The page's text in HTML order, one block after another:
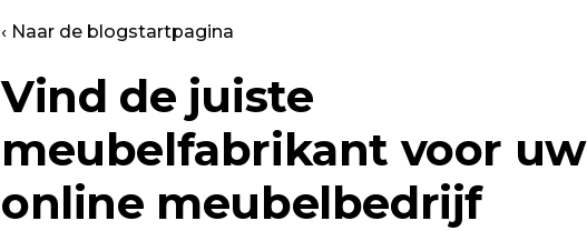
‹ Naar de blogstartpagina
Vind de juiste
meubelfabrikant voor uw
online meubelbedrijf